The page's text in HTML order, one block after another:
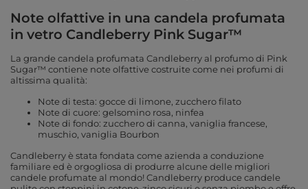
Note olfattive in una candela profumata
in vetro Candleberry Pink Sugar™
La grande candela profumata Candleberry al profumo di Pink
Sugar™ contiene note olfattive costruite come nei profumi di
altissima qualità:
Note di testa: gocce di limone, zucchero filato
Note di cuore: gelsomino rosa, ninfea
Note di fondo: zucchero di canna, vaniglia francese,
muschio, vaniglia Bourbon
Candleberry è stata fondata come azienda a conduzione
familiare ed è orgogliosa di produrre alcune delle migliori
candele profumate al mondo! Candleberry produce candele